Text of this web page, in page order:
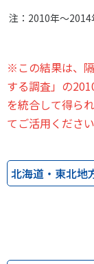
注：2010年～
※この結果は、
する調査」の
を統合して得ら
てご活用ください
北海道・東北地